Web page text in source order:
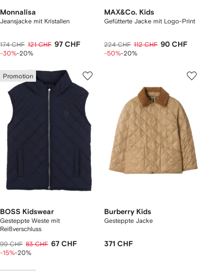
Monnalisa
Jeansjacke mit Kristallen
174 CHF 121 CHF 97 CHF
-30%-20%
MAX&Co. Kids
Gefütterte Jacke mit Logo-Print
224 CHF 112 CHF 90 CHF
-50%-20%
Promotion
BOSS Kidswear
Gesteppte Weste mit
Reißverschluss
99 CHF 83 CHF 67 CHF
-15%-20%
Burberry Kids
Gesteppte Jacke
371 CHF